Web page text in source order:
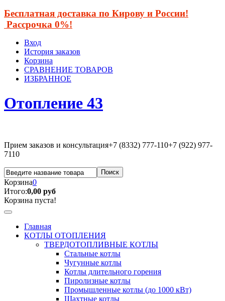
Бесплатная доставка по Кирову и России!
Рассрочка 0%!
Вход
История заказов
Корзина
СРАВНЕНИЕ ТОВАРОВ
ИЗБРАННОЕ
Отопление 43
Прием заказов и консультация+7 (8332) 777-110+7 (922) 977-
7110
Корзина0
Итого:0,00 руб
Корзина пуста!
Главная
КОТЛЫ ОТОПЛЕНИЯ
ТВЕРДОТОПЛИВНЫЕ КОТЛЫ
Стальные котлы
Чугунные котлы
Котлы длительного горения
Пиролизные котлы
Промышленные котлы (до 1000 кВт)
Шахтные котлы